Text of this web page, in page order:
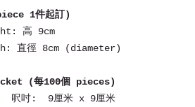
1件起訂)
高 9cm
直徑 8cm (diameter)
(每100個 pieces)
呎吋: 9厘米 x 9厘米